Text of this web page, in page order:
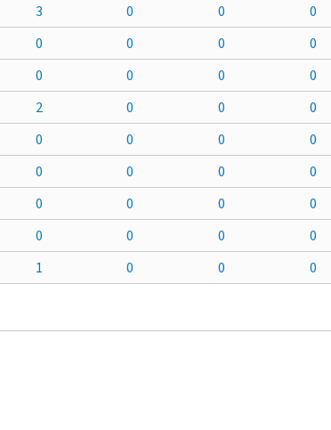
3 0 0 0
0 0 0 0
0 0 0 0
2 0 0 0
0 0 0 0
0 0 0 0
0 0 0 0
0 0 0 0
1 0 0
0